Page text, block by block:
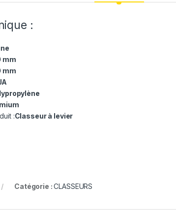
:
mm
mm
:Classeur à levier
Catégorie :CLASSEURS